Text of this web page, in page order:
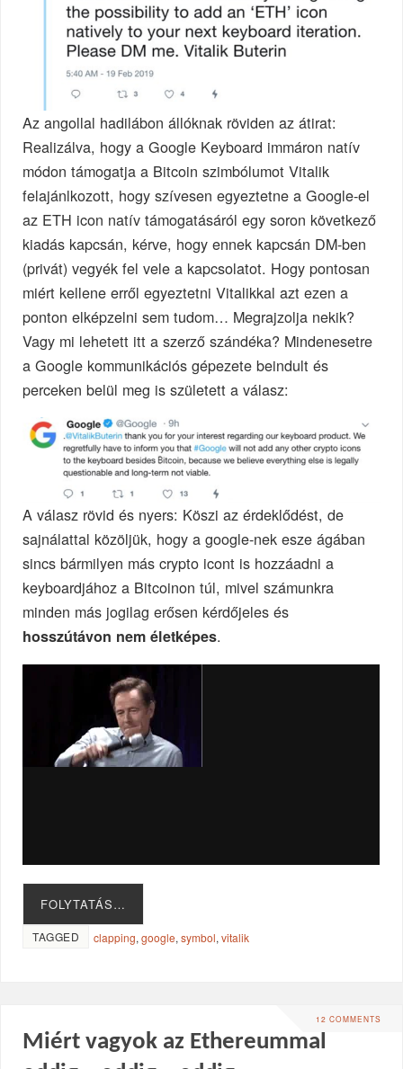
Az angollal hadilábon állóknak röviden az átirat:
Realizálva, hogy a Google Keyboard immáron natív
módon támogatja a Bitcoin szimbólumot Vitalik
felajánlkozott, hogy szívesen egyeztetne a Google-el
az ETH icon natív támogatásáról egy soron következő
kiadás kapcsán, kérve, hogy ennek kapcsán DM-ben
(privát) vegyék fel vele a kapcsolatot. Hogy pontosan
miért kellene erről egyeztetni Vitalikkal azt ezen a
ponton elképzelni sem tudom… Megrajzolja nekik?
Vagy mi lehetett itt a szerző szándéka? Mindenesetre
a Google kommunikációs gépezete beindult és
perceken belül meg is született a válasz:
A válasz rövid és nyers: Köszi az érdeklődést, de
sajnálattal közöljük, hogy a google-nek esze ágában
sincs bármilyen más crypto icont is hozzáadni a
keyboardjához a Bitcoinon túl, mivel számunkra
minden más jogilag erősen kérdőjeles és
hosszútávon nem életképes.
FOLYTATÁS…
TAGGED clapping,google,symbol,vitalik
12 COMMENTS
Miért vagyok az Ethereummal